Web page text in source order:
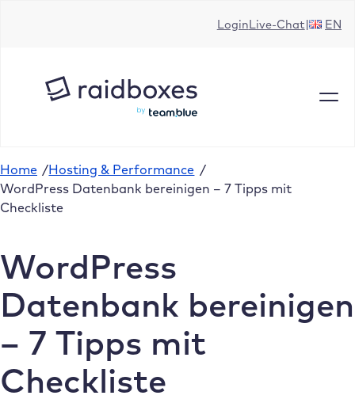
LoginLive-Chat EN
Home /Hosting & Performance /
WordPress Datenbank bereinigen – 7 Tipps mit
Checkliste
WordPress
Datenbank bereinigen
– 7 Tipps mit
Checkliste